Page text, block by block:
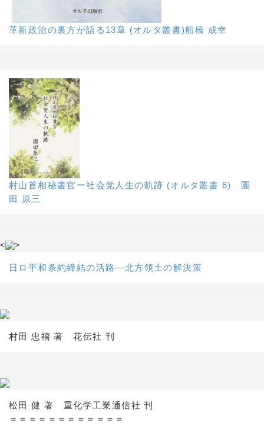
革新政治の裏方が語る13章 (オルタ叢書)船橋 成幸
村山首相秘書官ー社会党人生の軌跡 (オルタ叢書 6) 園
田 原三
< >
日ロ平和条約締結の活路―北方領土の解決策
村田 忠禧 著 花伝社 刊
松田 健 著 重化学工業通信社 刊
＝＝＝＝＝＝＝＝＝＝＝＝